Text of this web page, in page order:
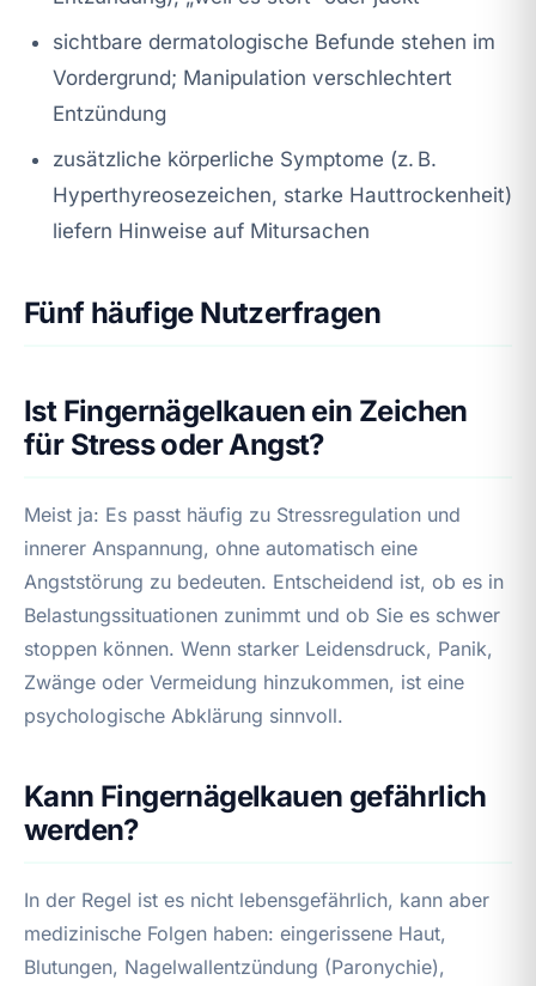
sichtbare dermatologische Befunde stehen im
Vordergrund; Manipulation verschlechtert
Entzündung
zusätzliche körperliche Symptome (z. B.
Hyperthyreosezeichen, starke Hauttrockenheit)
liefern Hinweise auf Mitursachen
Fünf häufige Nutzerfragen
Ist Fingernägelkauen ein Zeichen
für Stress oder Angst?
Meist ja: Es passt häufig zu Stressregulation und
innerer Anspannung, ohne automatisch eine
Angststörung zu bedeuten. Entscheidend ist, ob es in
Belastungssituationen zunimmt und ob Sie es schwer
stoppen können. Wenn starker Leidensdruck, Panik,
Zwänge oder Vermeidung hinzukommen, ist eine
psychologische Abklärung sinnvoll.
Kann Fingernägelkauen gefährlich
werden?
In der Regel ist es nicht lebensgefährlich, kann aber
medizinische Folgen haben: eingerissene Haut,
Blutungen, Nagelwallentzündung (Paronychie),